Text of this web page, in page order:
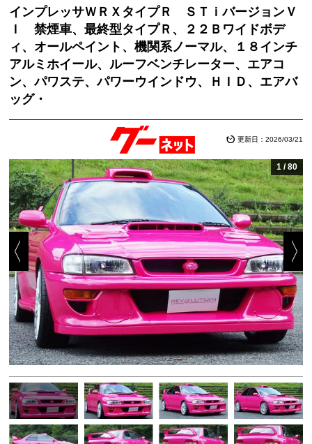
インプレッサＷＲＸタイプＲ ＳＴｉバージョンＶ
Ｉ 禁煙車、最終型タイプＲ、２２Ｂワイドボデ
ィ、オールペイント、機関系ノーマル、１８インチ
アルミホイール、ルーフベンチレーター、エアコ
ン、パワステ、パワーウインドウ、ＨＩＤ、エアバ
ッグ・
更新日：2026/03/21
1 /80